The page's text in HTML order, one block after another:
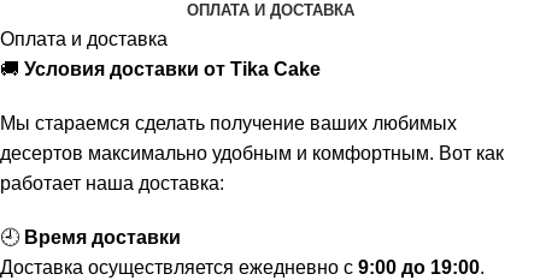
ОПЛАТА И ДОСТАВКА
Оплата и доставка
🚚 Условия доставки от Tika Cake
Мы стараемся сделать получение ваших любимых
десертов максимально удобным и комфортным. Вот как
работает наша доставка:
🕘 Время доставки
Доставка осуществляется ежедневно с 9:00 до 19:00.